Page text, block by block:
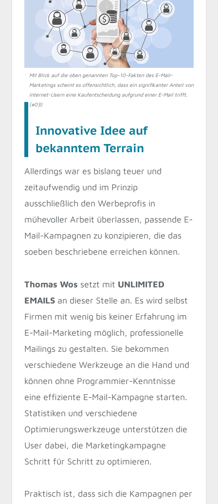
Mit Blick auf die oben genannten Top-10-Fakten des E-Mail-
Marketings scheint es offensichtlich, dass ein signifikanter Anteil von
Internet-Usern eine Kaufentscheidung aufgrund einer E-Mail trifft.
(#03)
Innovative Idee auf
bekanntem Terrain
Allerdings war es bislang teuer und
zeitaufwendig und im Prinzip
ausschließlich den Werbeprofis in
mühevoller Arbeit überlassen, passende E-
Mail-Kampagnen zu konzipieren, die das
soeben beschriebene erreichen können.
Thomas Wos setzt mit UNLIMITED
EMAILS an dieser Stelle an. Es wird selbst
Firmen mit wenig bis keiner Erfahrung im
E-Mail-Marketing möglich, professionelle
Mailings zu gestalten. Sie bekommen
verschiedene Werkzeuge an die Hand und
können ohne Programmier-Kenntnisse
eine effiziente E-Mail-Kampagne starten.
Statistiken und verschiedene
Optimierungswerkzeuge unterstützen die
User dabei, die Marketingkampagne
Schritt für Schritt zu optimieren.
Praktisch ist, dass sich die Kampagnen per